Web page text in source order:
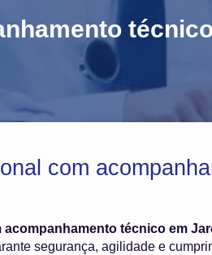
com
acompanhamento técnico em
segurança, agilidade e